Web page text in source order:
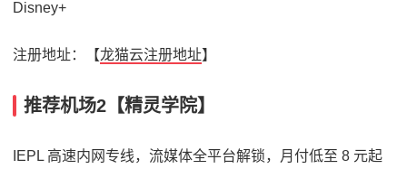
Disney+
注册地址：【龙猫云注册地址】
推荐机场2【精灵学院】
IEPL 高速内网专线，流媒体全平台解锁，月付低至 8 元起